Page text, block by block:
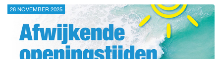
28 NOVEMBER 2025